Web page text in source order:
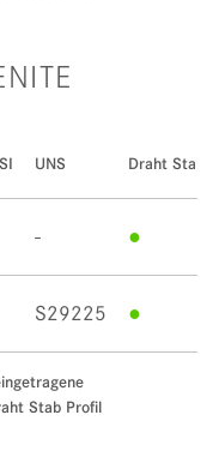
UNS Draht Stab
●
S29225 ●
Stab Profil